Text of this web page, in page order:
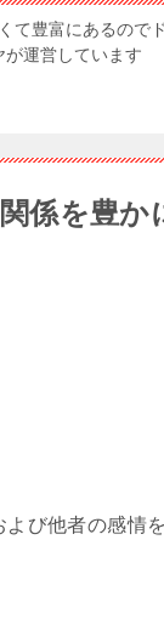
て豊富にあるので
運営しています
係を豊か
び他者の感情を